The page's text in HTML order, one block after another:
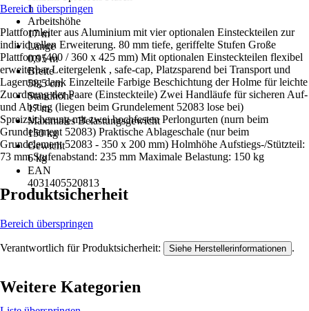
1
Arbeitshöhe
17 m
Länge
0,95 m
Breite
58,5 cm
Standhöhe
17 m
Maximales Belastungsgewicht
150 kg
Gewicht
6 kg
EAN
4031405520813
Bereich überspringen
Plattformleiter aus Aluminium mit vier optionalen Einsteckteilen zur
individuellen Erweiterung. 80 mm tiefe, geriffelte Stufen Große
Plattform (400 / 360 x 425 mm) Mit optionalen Einsteckteilen flexibel
erweiterbar Leitergelenk , safe-cap, Platzsparend bei Transport und
Lagerung dank Einzelteile Farbige Beschichtung der Holme für leichte
Zuordnung der Paare (Einsteckteile) Zwei Handläufe für sicheren Auf-
und Abstieg (liegen beim Grundelement 52083 lose bei)
Spreizsicherung mit zwei hochfesten Perlongurten (nurn beim
Grundelement 52083) Praktische Ablageschale (nur beim
Grundelement 52083 - 350 x 200 mm) Holmhöhe Aufstiegs-/Stützteil:
73 mm Stufenabstand: 235 mm Maximale Belastung: 150 kg
Produktsicherheit
Bereich überspringen
Verantwortlich für Produktsicherheit: Siehe Herstellerinformationen .
Weitere Kategorien